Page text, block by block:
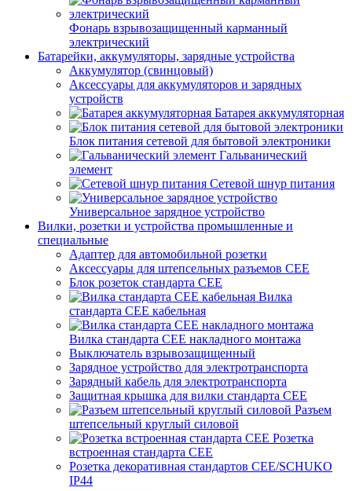
Фонарь взрывозащищенный карманный
электрический
Батарейки, аккумуляторы, зарядные устройства
Аккумулятор (свинцовый)
Аксессуары для аккумуляторов и зарядных
устройств
Батарея аккумуляторная
Блок питания сетевой для бытовой электроники
Гальванический
элемент
Сетевой шнур питания
Универсальное зарядное устройство
Вилки, розетки и устройства промышленные и
специальные
Адаптер для автомобильной розетки
Аксессуары для штепсельных разъемов CEE
Блок розеток стандарта CEE
Вилка
стандарта CEE кабельная
Вилка стандарта CEE накладного монтажа
Выключатель взрывозащищенный
Зарядное устройство для электротранспорта
Зарядный кабель для электротранспорта
Защитная крышка для вилки стандарта CEE
Разъем
штепсельный круглый силовой
Розетка
встроенная стандарта CEE
Розетка декоративная стандартов CEE/SCHUKO
IP44